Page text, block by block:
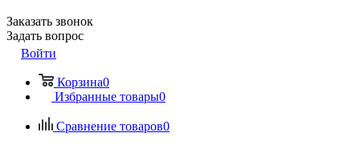
Заказать звонок
Задать вопрос
Войти
Корзина0
Избранные товары0
Сравнение товаров0